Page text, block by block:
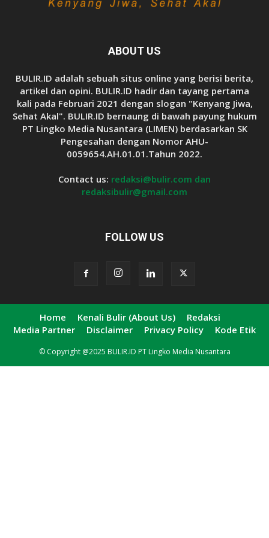
ABOUT US
BULIR.ID adalah sebuah situs online yang berisi berita,
artikel dan opini. BULIR.ID hadir dan tayang pertama
kali pada Februari 2021 dengan slogan "Kenyang Jiwa,
Sehat Akal". BULIR.ID bernaung di bawah payung hukum
PT Lingko Media Nusantara (LIMEN) berdasarkan SK
Pengesahan dengan Nomor AHU-
0059654.AH.01.01.Tahun 2022.
Contact us: redaksi@bulir.com dan
redaksibulir@gmail.com
FOLLOW US
Home Kenali Bulir (About Us)
Redaksi
Media Partner
Disclaimer Privacy Policy Kode Etik
© Copyright @2025 BULIR.ID PT Lingko Media Nusantara